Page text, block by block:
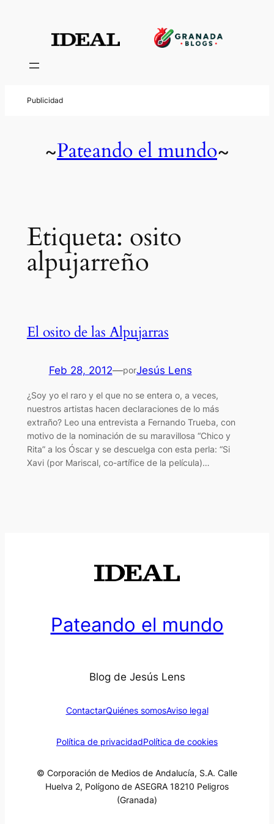
contenido
~Pateando el mundo~
Etiqueta: osito
alpujarreño
El osito de las Alpujarras
Feb 28, 2012—porJesús Lens
¿Soy yo el raro y el que no se entera o, a veces,
nuestros artistas hacen declaraciones de lo más
extraño? Leo una entrevista a Fernando Trueba, con
motivo de la nominación de su maravillosa “Chico y
Rita” a los Óscar y se descuelga con esta perla: “Si
Xavi (por Mariscal, co-artífice de la película)…
Pateando el mundo
Blog de Jesús Lens
ContactarQuiénes somosAviso legal
Política de privacidadPolítica de cookies
© Corporación de Medios de Andalucía, S.A. Calle
Huelva 2, Polígono de ASEGRA 18210 Peligros
(Granada)